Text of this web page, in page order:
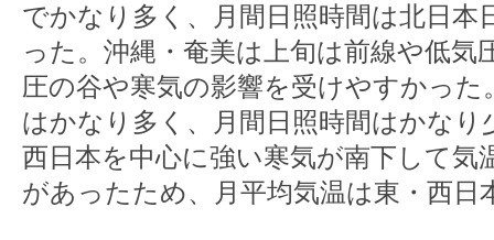
でかなり多く、月間日照時間は北日本
った。沖縄・奄美は上旬は前線や低気
圧の谷や寒気の影響を受けやすかった
はかなり多く、月間日照時間はかなり
西日本を中心に強い寒気が南下して気
があったため、月平均気温は東・西日